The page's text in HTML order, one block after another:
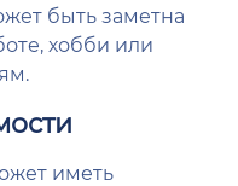
быть заметна
хобби или
иметь